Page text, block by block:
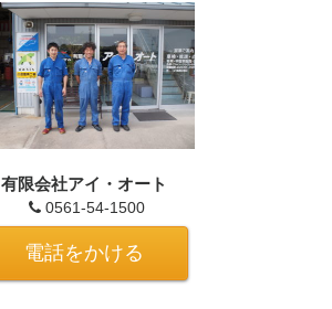
有限会社アイ・オート
0561-54-1500
電話をかける